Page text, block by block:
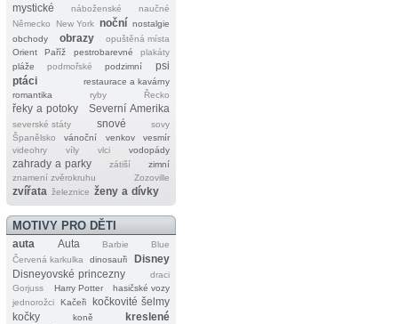
mystické
náboženské
naučné
Německo
New York noční nostalgie
obchody
obrazy
opuštěná místa
Orient
Paříž pestrobarevné
plakáty
pláže
podmořské podzimní
psi
ptáci
restaurace a kavárny
romantika
ryby Řecko
řeky a potoky Severní Amerika
severské státy snové
sovy
Španělsko
vánoční venkov
vesmír
videohry
víly vlci vodopády
zahrady a parky zátiší
zimní
znamení zvěrokruhu
Zozoville
zvířata železnice ženy a dívky
MOTIVY PRO DĚTI
auta Auta Barbie
Blue
Červená karkulka
dinosauři
Disney
Disneyovské princezny
draci
Gorjuss
Harry Potter
hasičské vozy
jednorožci
Kačeři
kočkovité šelmy
kočky
koně kreslené